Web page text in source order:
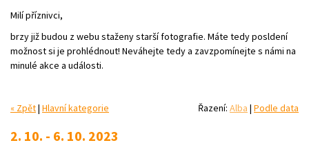
Milí příznivci,
brzy již budou z webu staženy starší fotografie. Máte tedy posldení
možnost si je prohlédnout! Neváhejte tedy a zavzpomínejte s námi na
minulé akce a události.
Řazení: Alba | Podle data
« Zpět| Hlavní kategorie
2. 10. - 6. 10. 2023